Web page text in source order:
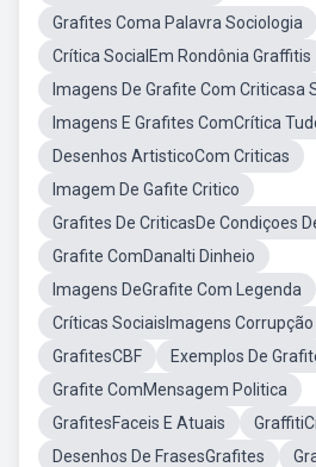
Grafites Coma Palavra Sociologia
Crítica SocialEm Rondônia Graffitis
Imagens De Grafite Com Criticasa
Imagens E Grafites ComCrítica
Desenhos ArtisticoCom Criticas
Imagem De Gafite Critico
Grafites De CriticasDe Condiçoes
Grafite ComDanalti Dinheio
Imagens DeGrafite Com Legenda
Críticas SociaisImagens Corrupção
GrafitesCBF
Exemplos De
Grafite ComMensagem Politica
GrafitesFaceis E Atuais
Desenhos De FrasesGrafites